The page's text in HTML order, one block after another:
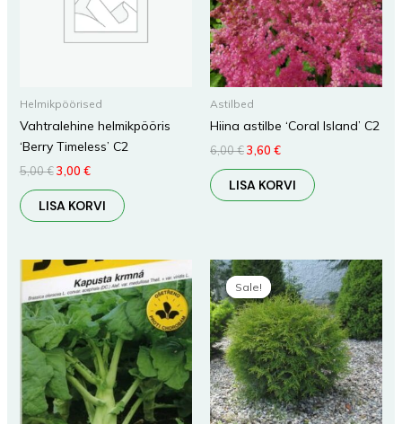
Helmikpöörised
Vahtralehine helmikpööris
‘Berry Timeless’ C2
5,00€ 3,00 €
LISA KORVI
Astilbed
Hiina astilbe ‘Coral Island’ C2
6,00€3,60 €
LISA KORVI
Sale!
Sale!
Algne
hind
oli:
20,00 €.
Praegune
hind
on:
12,00 €.